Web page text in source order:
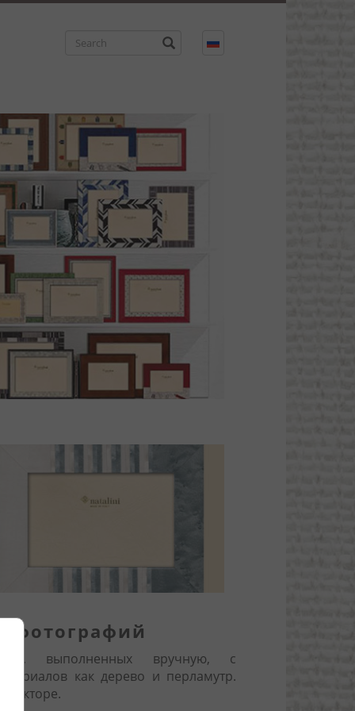
фотографий
выполненных вручную, с
как дерево и перламутр.
секторе.